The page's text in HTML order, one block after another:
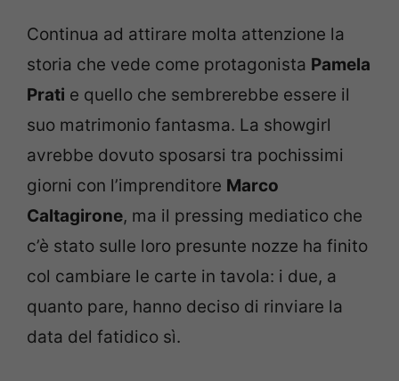
Continua ad attirare molta attenzione la
storia che vede come protagonista Pamela
Prati e quello che sembrerebbe essere il
suo matrimonio fantasma. La showgirl
avrebbe dovuto sposarsi tra pochissimi
giorni con l’imprenditore Marco
Caltagirone, ma il pressing mediatico che
c’è stato sulle loro presunte nozze ha finito
col cambiare le carte in tavola: i due, a
quanto pare, hanno deciso di rinviare la
data del fatidico sì.